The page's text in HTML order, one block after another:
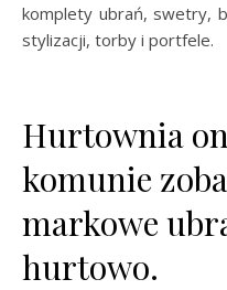
komplety ubrań, swetry,
stylizacji, torby i portfele.
Hurtownia
komunie
markowe
hurtowo.